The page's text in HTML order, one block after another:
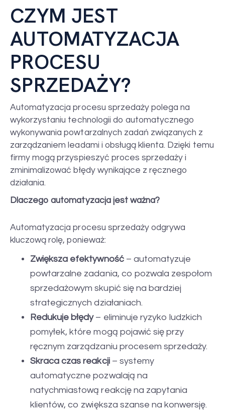
CZYM JEST
AUTOMATYZACJA
PROCESU
SPRZEDAŻY?
Automatyzacja procesu sprzedaży polega na
wykorzystaniu technologii do automatycznego
wykonywania powtarzalnych zadań związanych z
zarządzaniem leadami i obsługą klienta. Dzięki temu
firmy mogą przyspieszyć proces sprzedaży i
zminimalizować błędy wynikające z ręcznego
działania.
Dlaczego automatyzacja jest ważna?
Automatyzacja procesu sprzedaży odgrywa
kluczową rolę, ponieważ:
Zwiększa efektywność– automatyzuje
powtarzalne zadania, co pozwala zespołom
sprzedażowym skupić się na bardziej
strategicznych działaniach.
Redukuje błędy– eliminuje ryzyko ludzkich
pomyłek, które mogą pojawić się przy
ręcznym zarządzaniu procesem sprzedaży.
Skraca czas reakcji– systemy
automatyczne pozwalają na
natychmiastową reakcję na zapytania
klientów, co zwiększa szanse na konwersję.